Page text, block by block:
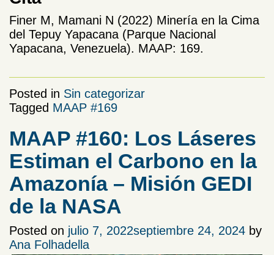
Finer M, Mamani N (2022) Minería en la Cima
del Tepuy Yapacana (Parque Nacional
Yapacana, Venezuela). MAAP: 169.
Posted in Sin categorizar
Tagged MAAP #169
MAAP #160: Los Láseres
Estiman el Carbono en la
Amazonía – Misión GEDI
de la NASA
Posted on julio 7, 2022septiembre 24, 2024 by
Ana Folhadella